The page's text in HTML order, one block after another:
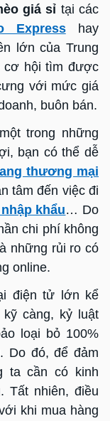
giá sỉ tại các
Expresshay
lớn của Trung
cơ hội tìm được
với mức giá
buôn bán.
trong những
bạn có thể dễ
thương mại
tâm đến việc đi
khẩu… Do
chi phí không
những rủi ro có
online.
điện tử lớn kể
càng, kỷ luật
loại bỏ 100%
Do đó, để đảm
ta cần có kinh
Tất nhiên, điều
khi mua hàng